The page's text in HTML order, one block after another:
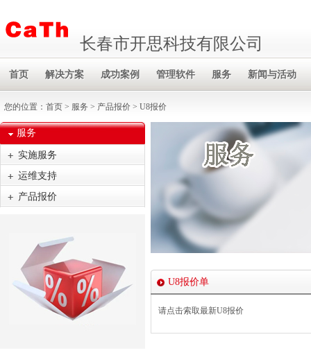
长春市开思科技有限公司
首页 解决方案 成功案例 管理软件 服务 新闻与活动
您的位置： 首页 > 服务 > 产品报价 > U8报价
服务
实施服务
运维支持
产品报价
U8报价单
请点击索取最新U8报价